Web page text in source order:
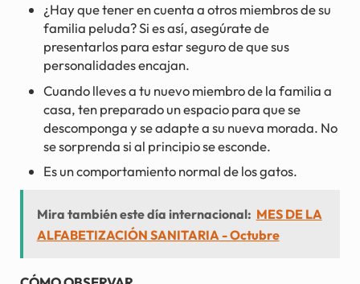
¿Hay que tener en cuenta a otros miembros de su
familia peluda? Si es así, asegúrate de
presentarlos para estar seguro de que sus
personalidades encajan.
Cuando lleves a tu nuevo miembro de la familia a
casa, ten preparado un espacio para que se
descomponga y se adapte a su nueva morada. No
se sorprenda si al principio se esconde.
Es un comportamiento normal de los gatos.
Mira también este día internacional: MES DE LA
ALFABETIZACIÓN SANITARIA - Octubre